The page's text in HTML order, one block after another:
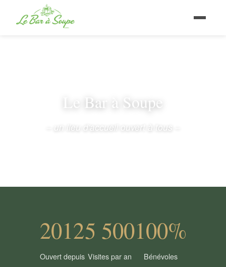
Le Bar à Soupe
– un lieu d'accueil ouvert à tous –
2012
Ouvert depuis
5 500
Visites par an
100%
Bénévoles